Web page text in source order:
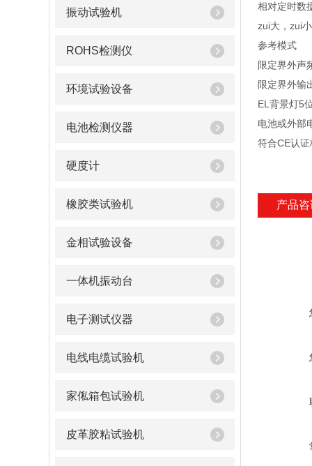
振动试验机
ROHS检测仪
环境试验设备
电池检测仪器
硬度计
橡胶类试验机
金相试验设备
一体机振动台
电子测试仪器
电线电缆试验机
家俬箱包试验机
皮革胶粘试验机
相对定时数
zui大，zui
参考模式
限定界外声
限定界外输
EL背景灯5
电池或外部
符合CE认
产品